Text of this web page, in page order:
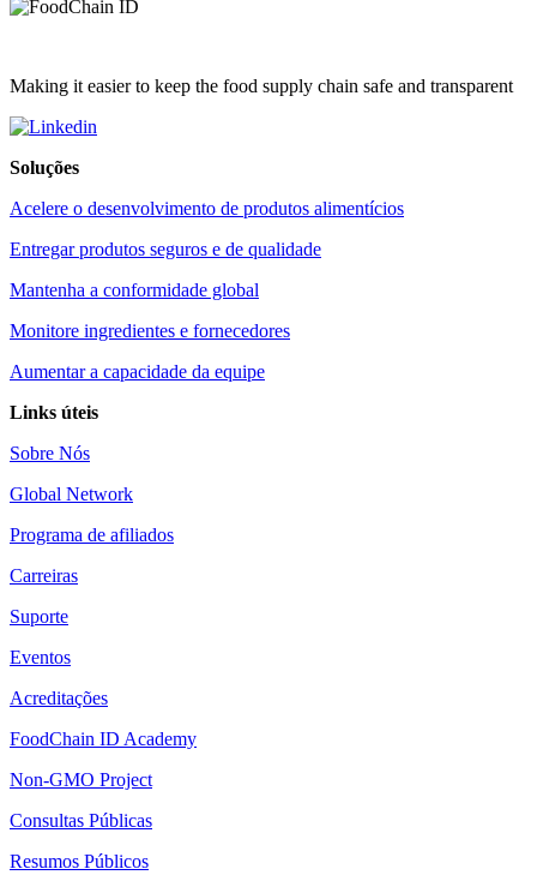
Making it easier to keep the food supply chain safe and transparent
Soluções
Acelere o desenvolvimento de produtos alimentícios
Entregar produtos seguros e de qualidade
Mantenha a conformidade global
Monitore ingredientes e fornecedores
Aumentar a capacidade da equipe
Links úteis
Sobre Nós
Global Network
Programa de afiliados
Carreiras
Suporte
Eventos
Acreditações
FoodChain ID Academy
Non-GMO Project
Consultas Públicas
Resumos Públicos